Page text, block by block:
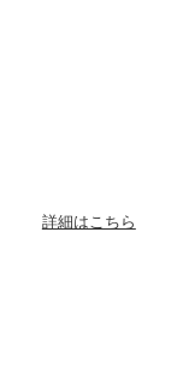
詳細はこちら